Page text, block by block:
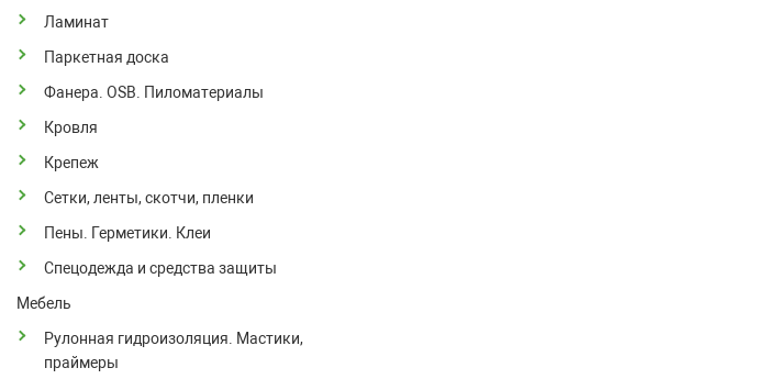
Ламинат
Паркетная доска
Фанера. OSB. Пиломатериалы
Кровля
Крепеж
Сетки, ленты, скотчи, пленки
Пены. Герметики. Клеи
Спецодежда и средства защиты
Мебель
Рулонная гидроизоляция. Мастики,
праймеры